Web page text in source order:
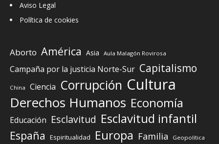
Aviso Legal
Política de cookies
Aborto América Asia Aula Malagón Rovirosa
Campaña por la justicia Norte-Sur Capitalismo
China Ciencia Corrupción Cultura
Derechos Humanos Economía
Educación Esclavitud Esclavitud infantil
España Espiritualidad Europa Familia Geopolítica